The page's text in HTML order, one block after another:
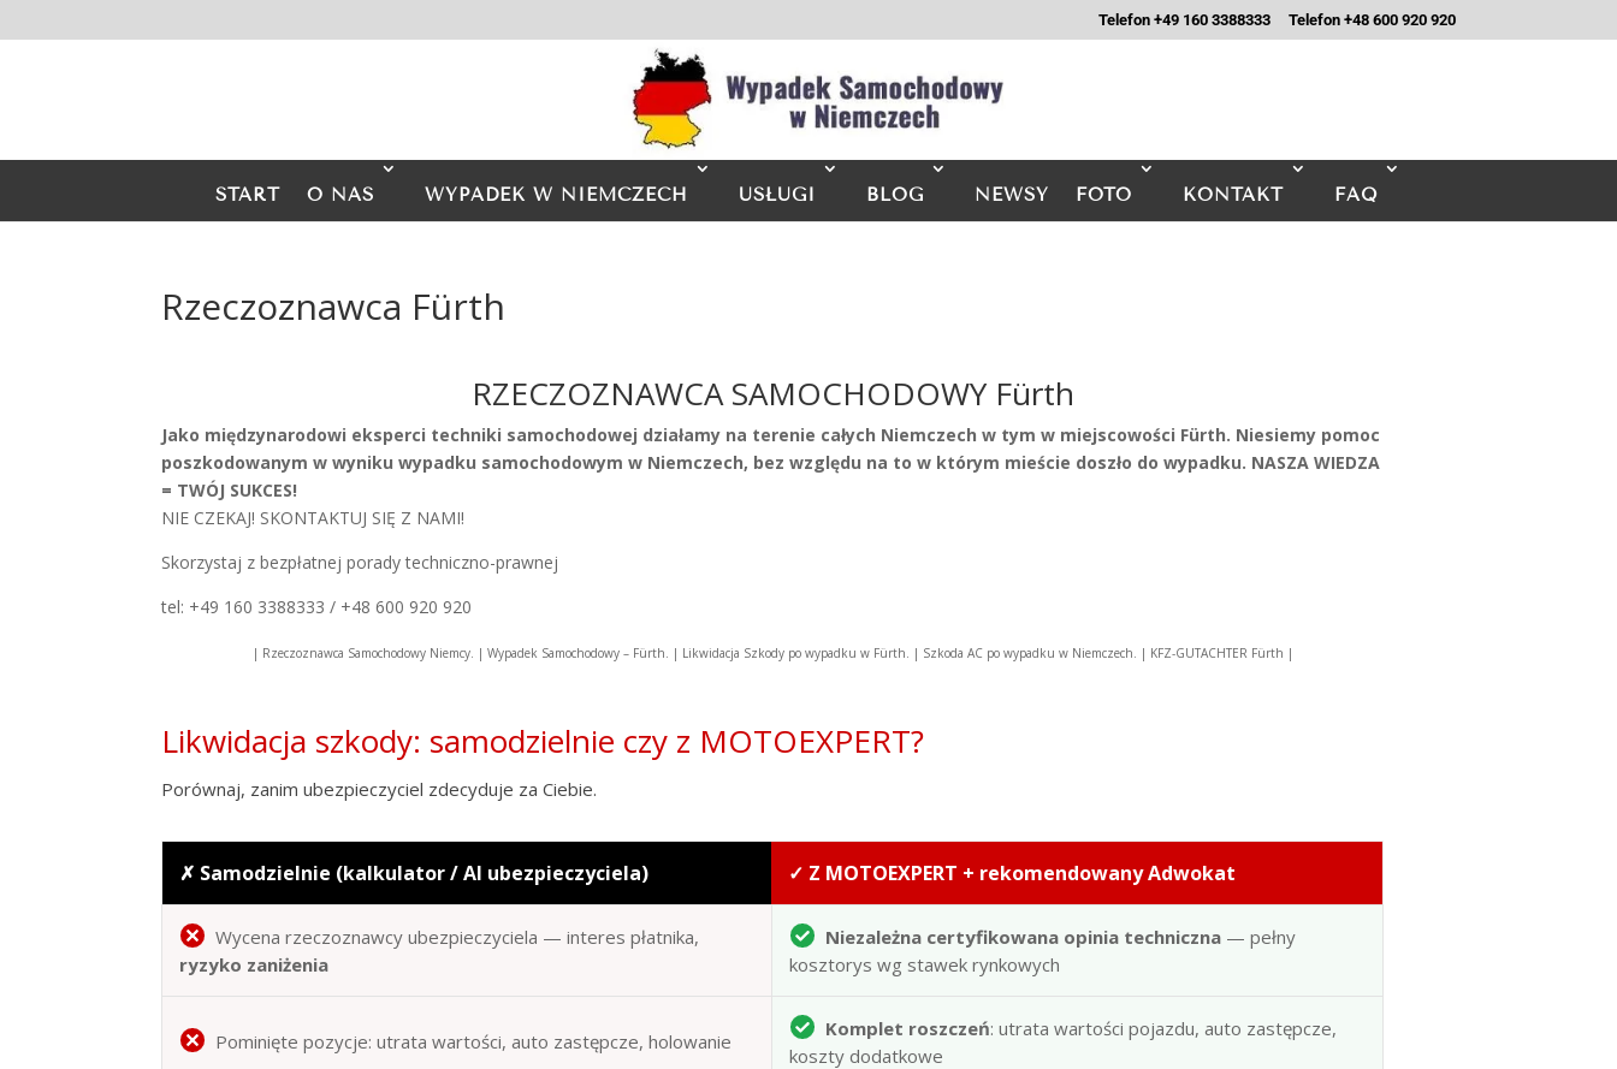
Telefon +49 160 3388333 Telefon +48 600 920 920
START O NAS WYPADEK W NIEMCZECH USŁUGI BLOG NEWSY FOTO KONTAKT FAQ
Rzeczoznawca Fürth
RZECZOZNAWCA SAMOCHODOWY Fürth
Jako międzynarodowi eksperci techniki samochodowej działamy na terenie całych Niemczech w tym w miejscowości Fürth. Niesiemy pomoc
poszkodowanym w wyniku wypadku samochodowym w Niemczech, bez względu na to w którym mieście doszło do wypadku. NASZA WIEDZA
= TWÓJ SUKCES!
NIE CZEKAJ! SKONTAKTUJ SIĘ Z NAMI!
Skorzystaj z bezpłatnej porady techniczno-prawnej
tel: +49 160 3388333 / +48 600 920 920
| Rzeczoznawca Samochodowy Niemcy. | Wypadek Samochodowy – Fürth. | Likwidacja Szkody po wypadku w Fürth. | Szkoda AC po wypadku w Niemczech. | KFZ-GUTACHTER Fürth |
Likwidacja szkody: samodzielnie czy z MOTOEXPERT?
Porównaj, zanim ubezpieczyciel zdecyduje za Ciebie.
✗ Samodzielnie (kalkulator / AI ubezpieczyciela) ✓ Z MOTOEXPERT + rekomendowany Adwokat
Wycena rzeczoznawcy ubezpieczyciela — interes płatnika,
ryzyko zaniżenia
Niezależna certyfikowana opinia techniczna — pełny
kosztorys wg stawek rynkowych
Pominięte pozycje: utrata wartości, auto zastępcze, holowanie
Komplet roszczeń: utrata wartości pojazdu, auto zastępcze,
koszty dodatkowe